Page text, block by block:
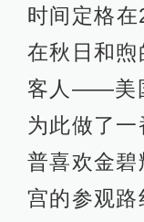
时间定格
在秋日和煦
客人——美
为此做了
普喜欢金
宫的参观